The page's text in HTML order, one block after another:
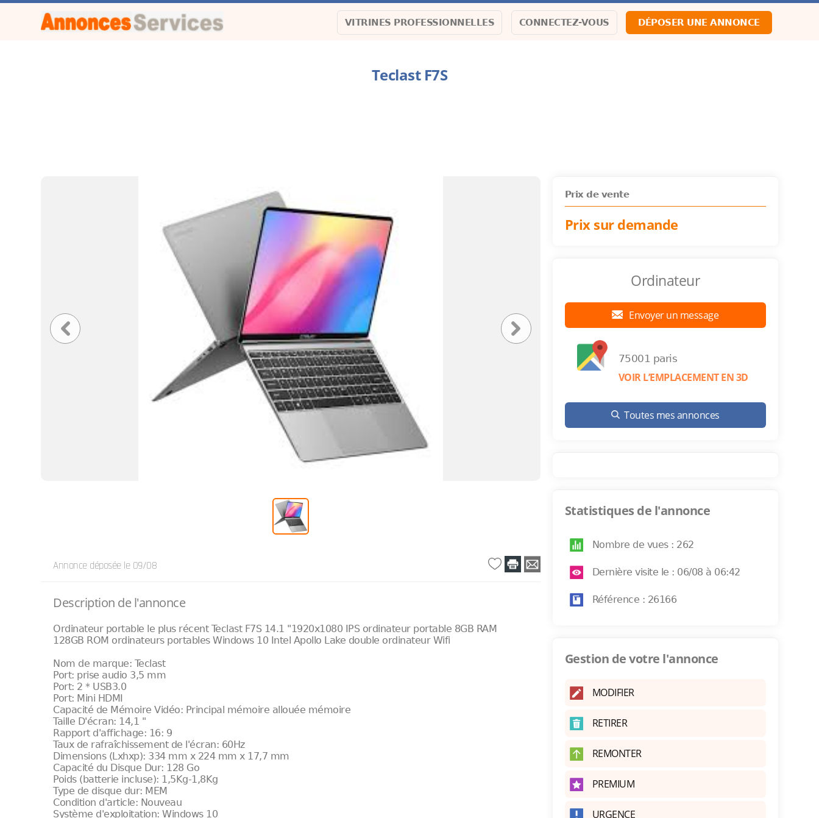
VITRINES PROFESSIONNELLES CONNECTEZ-VOUS DÉPOSER UNE ANNONCE
Teclast F7S
Annonce déposée le 09/08
Description de l'annonce
Ordinateur portable le plus récent Teclast F7S 14.1 "1920x1080 IPS ordinateur portable 8GB RAM
128GB ROM ordinateurs portables Windows 10 Intel Apollo Lake double ordinateur Wifi
Nom de marque: Teclast
Port: prise audio 3,5 mm
Port: 2 * USB3.0
Port: Mini HDMI
Capacité de Mémoire Vidéo: Principal mémoire allouée mémoire
Taille D'écran: 14,1 "
Rapport d'affichage: 16: 9
Taux de rafraîchissement de l'écran: 60Hz
Dimensions (Lxhxp): 334 mm x 224 mm x 17,7 mm
Capacité du Disque Dur: 128 Go
Poids (batterie incluse): 1,5Kg-1,8Kg
Type de disque dur: MEM
Condition d'article: Nouveau
Système d'exploitation: Windows 10
Prix de vente
Prix sur demande
Ordinateur
Envoyer un message
75001 paris
VOIR L’EMPLACEMENT EN 3D
Toutes mes annonces
Statistiques de l'annonce
Nombre de vues : 262
Dernière visite le : 06/08 à 06:42
Référence : 26166
Gestion de votre l'annonce
MODIFIER
RETIRER
REMONTER
PREMIUM
URGENCE